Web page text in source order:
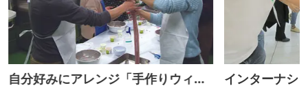
自分好みにアレンジ「手作りウィン
インターナシ